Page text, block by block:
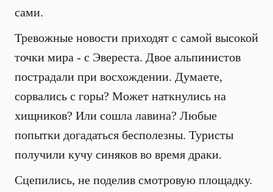
сами.
Тревожные новости приходят с самой высокой
точки мира - с Эвереста. Двое альпинистов
пострадали при восхождении. Думаете,
сорвались с горы? Может наткнулись на
хищников? Или сошла лавина? Любые
попытки догадаться бесполезны. Туристы
получили кучу синяков во время драки.
Сцепились, не поделив смотровую площадку.